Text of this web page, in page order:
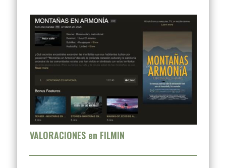
VALORACIONES en FILMIN